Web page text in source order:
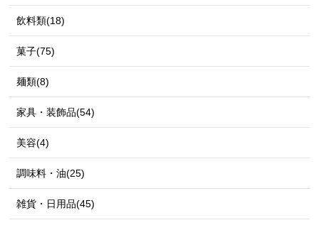
飲料類(18)
菓子(75)
麺類(8)
家具・装飾品(54)
美容(4)
調味料・油(25)
雑貨・日用品(45)